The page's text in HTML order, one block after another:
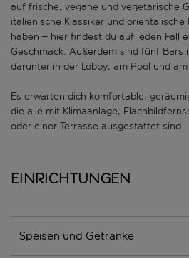
auf frische, vegane und vegetarische
italienische Klassiker und orientalische
haben – hier findest du auf jeden Fall
Geschmack. Außerdem sind fünf Bars
darunter in der Lobby, am Pool und
Es erwarten dich komfortable,
die alle mit Klimaanlage,
oder einer Terrasse ausgestattet sind.
Einrichtungen
Speisen und Getränke